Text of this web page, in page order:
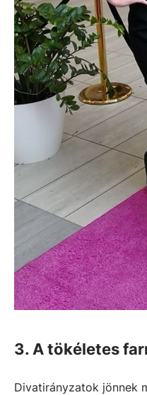
3. A tökéletes
Divatirányzatok jönnek